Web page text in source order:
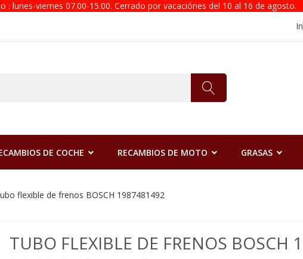
lunes-viernes 07.00-15.00. Cerrado por vacaciónes del 10 al 16 de agosto.
DE COCHE RECAMBIOS DE MOTO GRASAS
flexible de frenos BOSCH 1987481492
TUBO FLEXIBLE DE FRENOS BOSCH